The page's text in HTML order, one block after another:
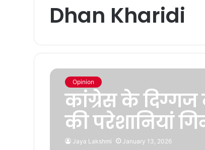
Dhan Kharidi
Opinion
कांग्रेस के दिग्गज
की परेशानियां
Jaya Lakshmi January 13, 2026